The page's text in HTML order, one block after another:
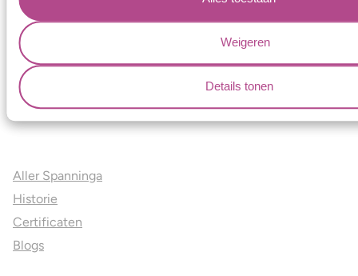
Weigeren
Details tonen
Ons aanbod
Trouwringen
Memoireringen
Verlovingsringen
Vriendschapsringen
Aller Spanninga
Historie
Certificaten
Blogs